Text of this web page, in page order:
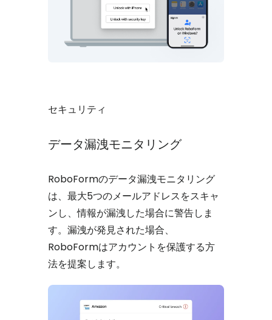
セキュリティ
データ漏洩モニタリング
RoboFormのデータ漏洩モニタリング
は、最大5つのメールアドレスをスキャ
ンし、情報が漏洩した場合に警告しま
す。漏洩が発見された場合、
RoboFormはアカウントを保護する方
法を提案します。